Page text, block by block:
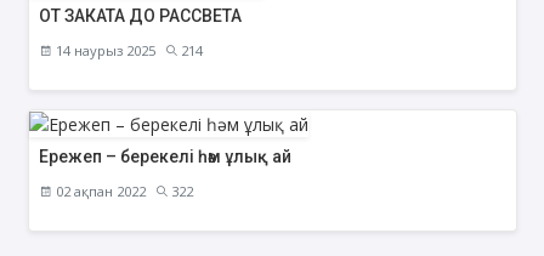
ОТ ЗАКАТА ДО РАССВЕТА
14 наурыз 2025 214
Ережеп – берекелі һәм ұлық ай
02 ақпан 2022 322